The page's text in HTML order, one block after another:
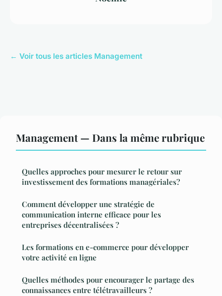
← Voir tous les articles Management
Management — Dans la même rubrique
Quelles approches pour mesurer le retour sur
investissement des formations managériales?
Comment développer une stratégie de
communication interne efficace pour les
entreprises décentralisées ?
Les formations en e-commerce pour développer
votre activité en ligne
Quelles méthodes pour encourager le partage des
connaissances entre télétravailleurs ?